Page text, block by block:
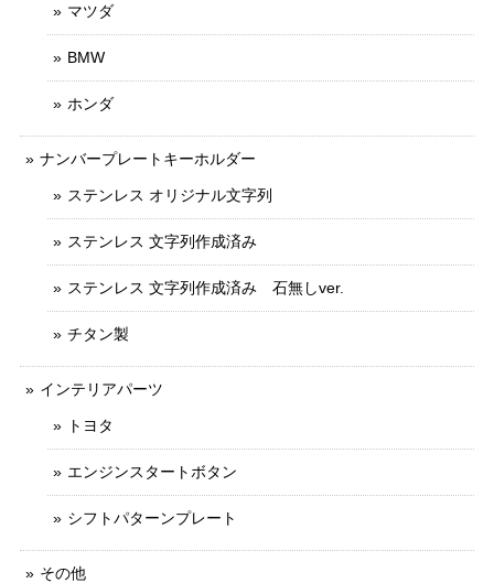
マツダ
BMW
ホンダ
ナンバープレートキーホルダー
ステンレス オリジナル文字列
ステンレス 文字列作成済み
ステンレス 文字列作成済み 石無しver.
チタン製
インテリアパーツ
トヨタ
エンジンスタートボタン
シフトパターンプレート
その他